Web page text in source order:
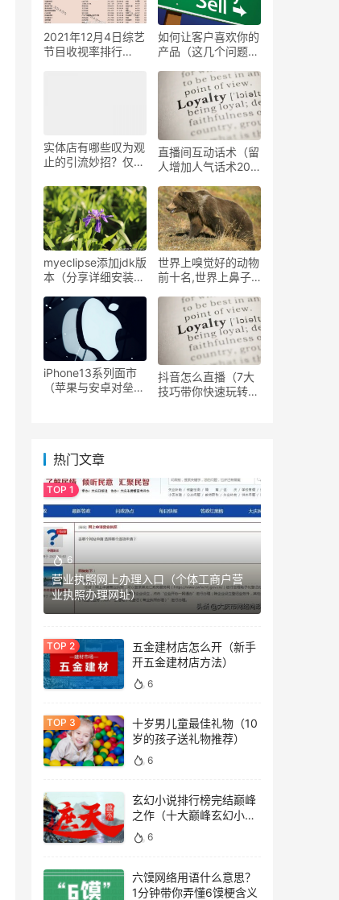
2021年12月4日综艺
节目收视率排行
如何让客户喜欢你的
产品（这几个问题值
实体店有哪些叹为观
止的引流妙招？仅用
1000人
直播间互动话术（留
人增加人气话术20
myeclipse添加jdk版
本（分享详细安装步
世界上嗅觉好的动物
前十名,世界上鼻子
iPhone13系列面市
（苹果与安卓对垒高
抖音怎么直播（7大
技巧带你快速玩转抖
热门文章
6
营业执照网上办理入口（个体工商户营
业执照办理网址）
五金建材店怎么开（新手
开五金建材店方法）
6
十岁男儿童最佳礼物（10
岁的孩子送礼物推荐）
6
玄幻小说排行榜完结巅峰
之作（十大巅峰玄幻小说
排行榜）
6
六馍网络用语什么意思？
1分钟带你弄懂6馍梗含义